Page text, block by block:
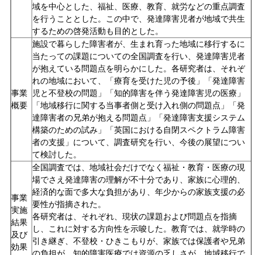
域を中心とした、福祉、医療、教育、就労などの重点調査
を行うこととした。この中で、発達障害児者が地域で共生
するための啓発活動も目的とした。
事業
概要
施設で暮らした障害者が、生まれ育った地域に移行するに
当たっての課題についての全国調査を行い、発達障害児者
が抱えている問題点を明らかにした。各研究者は、それぞ
れの地域において、「療育を受けた児の予後」「発達障害
児と不登校の問題」「知的障害を伴う発達障害児の医療」
「地域移行に関する当事者側と受け入れ側の問題点」「発
達障害者の兄弟が抱える問題点」「発達障害支援システム
構築のための試み」「英国における自閉スペクトラム障害
者の支援」について、調査研究を行い、今後の展望につい
て検討した。
事業
実施
結果
及び
効果
全国調査では、地域社会だけでなく福祉・教育・医療の現
場でさえ発達障害の理解が不十分であり、家族に心理的、
経済的な面で多大な負担があり、年少からの家族支援の必
要性が指摘された。
各研究者は、それぞれ、現状の課題および問題点を指摘
し、これに対する方向性を示唆した。教育では、就学時の
引き継ぎ、不登校・ひきこもりが、家族では保護者や兄弟